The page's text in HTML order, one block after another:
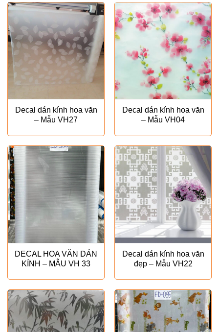
Decal dán kính hoa văn
– Mẫu VH27
Decal dán kính hoa văn
– Mẫu VH04
DECAL HOA VĂN DÁN
KÍNH – MẪU VH 33
Decal dán kính hoa văn
đẹp – Mẫu VH22